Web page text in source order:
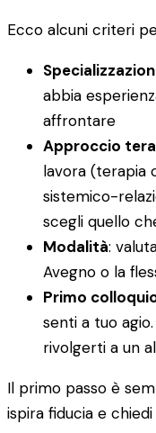
Ecco alcuni criteri
abbia
affrontare
Approccio
lavora (terapia
sistemico-
scegli quello
Modalità:
Avegno o la
Primo
senti a tuo
rivolgerti a un
Il primo passo è
ispira fiducia e